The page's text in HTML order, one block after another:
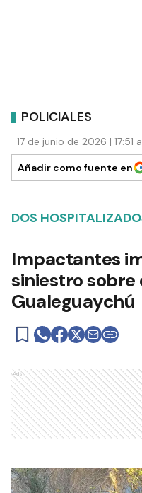
POLICIALES
17 de junio de 2026 |
Añadir como fuente en
DOS
Impactantes
siniestro sobre
Gualeguaychú
Ads